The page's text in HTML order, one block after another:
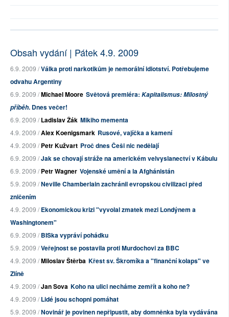
Obsah vydání | Pátek 4.9. 2009
6.9. 2009 /Válka proti narkotikům je nemorální idiotství. Potřebujeme
odvahu Argentiny
6.9. 2009 /Michael Moore Světová premiéra: Kapitalismus: Milostný
příběh. Dnes večer!
6.9. 2009 /Ladislav Žák Mikiho mementa
4.9. 2009 /Alex Koenigsmark Rusové, vajíčka a kamení
4.9. 2009 /Petr Kužvart Proč dnes Češi nic nedělají
6.9. 2009 /Jak se chovají stráže na americkém velvyslanectví v Kábulu
6.9. 2009 /Petr Wagner Vojenské umění a la Afghánistán
5.9. 2009 /Neville Chamberlain zachránil evropskou civilizaci před
zničením
4.9. 2009 /Ekonomickou krizi "vyvolal zmatek mezi Londýnem a
Washingtonem"
6.9. 2009 /BISka vypráví pohádku
5.9. 2009 /Veřejnost se postavila proti Murdochovi za BBC
4.9. 2009 /Miloslav Štěrba Křest sv. Škromíka a "finanční kolaps" ve
Zlíně
4.9. 2009 /Jan Sova Koho na ulici necháme zemřít a koho ne?
4.9. 2009 /Lidé jsou schopni pomáhat
5.9. 2009 /Novinář je povinen nepřipustit, aby domněnka byla vydávána